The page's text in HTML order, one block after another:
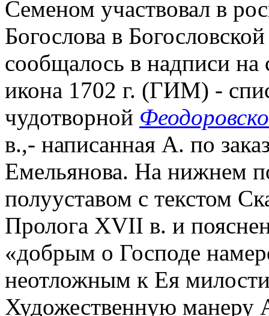
Семеном участвовал в
Богослова в
сообщалось в надписи на
икона 1702 г. (ГИМ) -
чудотворной
в.,- написанная А. по
Емельянова. На нижнем
полууставом с текстом
Пролога XVII в. и
«добрым о Господе
неотложным к Ея
Художественную манеру